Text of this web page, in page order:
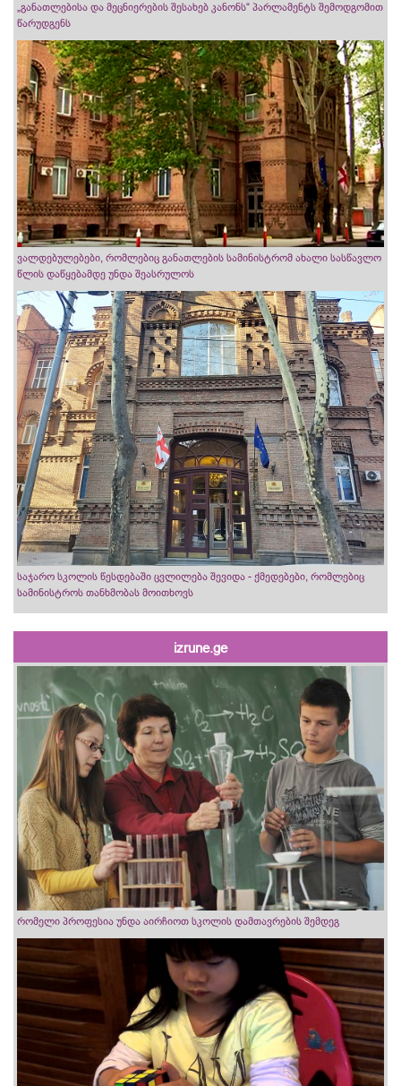
„განათლებისა და მეცნიერების შესახებ კანონს“ პარლამენტს შემოდგომით
წარუდგენს
ვალდებულებები, რომლებიც განათლების სამინისტრომ ახალი სასწავლო
წლის დაწყებამდე უნდა შეასრულოს
საჯარო სკოლის წესდებაში ცვლილება შევიდა - ქმედებები, რომლებიც
სამინისტროს თანხმობას მოითხოვს
izrune.ge
რომელი პროფესია უნდა აირჩიოთ სკოლის დამთავრების შემდეგ